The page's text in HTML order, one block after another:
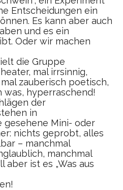
Entscheidungen ein
Es kann aber auch
und es ein
Oder wir machen
die Gruppe
mal irrsinnig,
zauberisch poetisch,
was, hyperraschend!
der
in
gesehene Mini- oder
nichts geprobt, alles
– manchmal
manchmal
aber ist es „Was aus